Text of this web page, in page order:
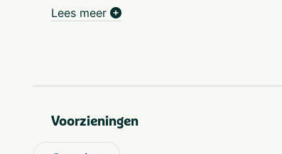
Er zijn ook diverse mogelijkheden voor sport
Lees meer
Voorzieningen